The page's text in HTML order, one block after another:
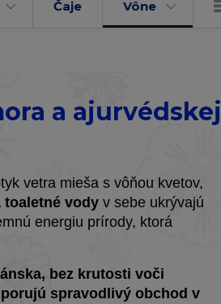
Čaje Vône
a ajurvédskej
vetra mieša s vôňou kvetov,
toaletné vodyv sebe ukrývajú
energiu prírody, ktorá
bez krutosti voči
spravodlivý obchod v